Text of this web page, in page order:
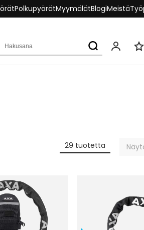
PolkupyörätMyymälätBlogiMeistä
Hakusana
Oma
29 tuotetta